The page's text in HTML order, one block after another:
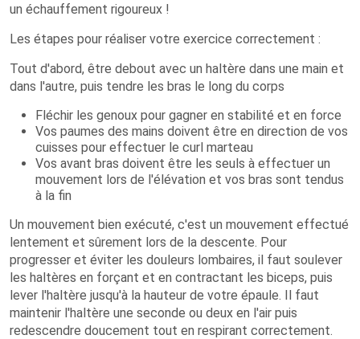
un échauffement rigoureux !
Les étapes pour réaliser votre exercice correctement :
Tout d'abord, être debout avec un haltère dans une main et
dans l'autre, puis tendre les bras le long du corps
Fléchir les genoux pour gagner en stabilité et en force
Vos paumes des mains doivent être en direction de vos
cuisses pour effectuer le curl marteau
Vos avant bras doivent être les seuls à effectuer un
mouvement lors de l'élévation et vos bras sont tendus
à la fin
Un mouvement bien exécuté, c'est un mouvement effectué
lentement et sûrement lors de la descente. Pour
progresser et éviter les douleurs lombaires, il faut soulever
les haltères en forçant et en contractant les biceps, puis
lever l'haltère jusqu'à la hauteur de votre épaule. Il faut
maintenir l'haltère une seconde ou deux en l'air puis
redescendre doucement tout en respirant correctement.